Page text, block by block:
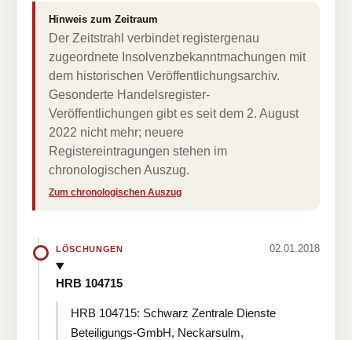
Hinweis zum Zeitraum
Der Zeitstrahl verbindet registergenau
zugeordnete Insolvenzbekanntmachungen mit
dem historischen Veröffentlichungsarchiv.
Gesonderte Handelsregister-
Veröffentlichungen gibt es seit dem 2. August
2022 nicht mehr; neuere
Registereintragungen stehen im
chronologischen Auszug.
Zum chronologischen Auszug
LÖSCHUNGEN 02.01.2018
HRB 104715
HRB 104715: Schwarz Zentrale Dienste
Beteiligungs-GmbH, Neckarsulm,